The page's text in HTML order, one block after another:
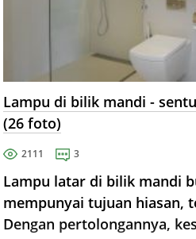
Lampu di bilik mandi -
(26 foto)
2111 3
Lampu latar di bilik mandi
mempunyai tujuan hiasan,
Dengan pertolongannya,